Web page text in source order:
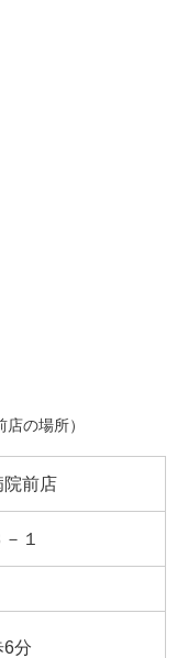
店の場所）
院前店
１
6分